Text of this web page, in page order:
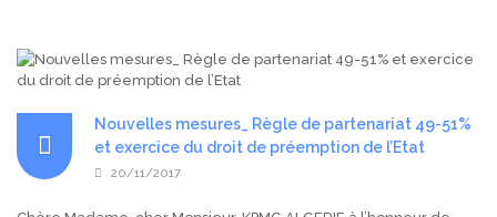
Nouvelles mesures_ Règle de partenariat 49-51%
et exercice du droit de préemption de l’Etat
20/11/2017